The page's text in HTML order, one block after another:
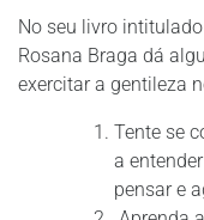
No seu livro intitulado
Rosana Braga dá
exercitar a gentileza
Tente se
a
pensar e